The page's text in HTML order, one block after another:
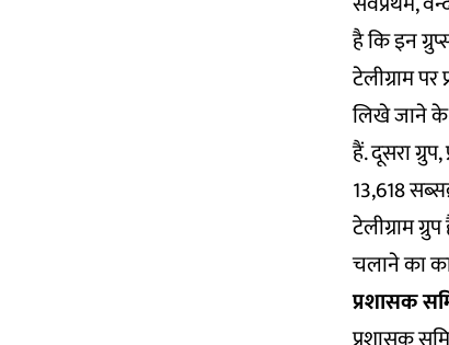
है कि इन
टेलीग्राम
लिखे जाने के
हैं. दूसरा
13,618
टेलीग्राम
चलाने का
प्रशासक